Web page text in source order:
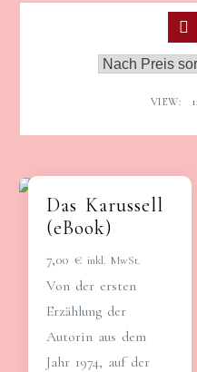
VIEW:
Das Karussell
(eBook)
7,00 € inkl. MwSt.
Von der ersten
Erzählung der
Autorin aus dem
Jahr 1974, auf der